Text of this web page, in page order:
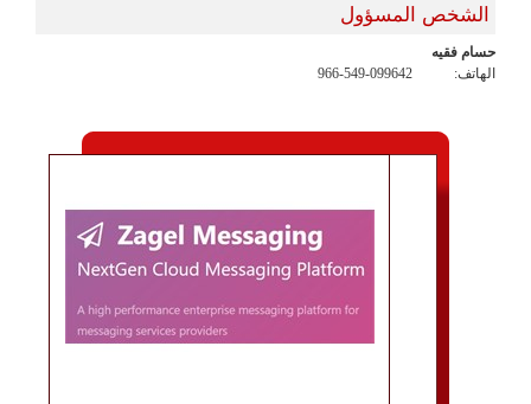
الشخص المسؤول
حسام فقيه
الهاتف:
966-549-099642